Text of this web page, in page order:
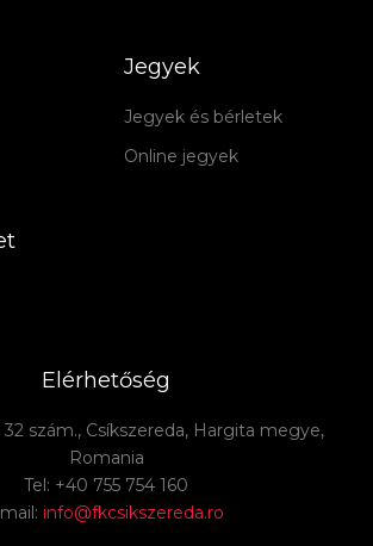
Jegyek
Jegyek és bérletek
Online jegyek
Elérhetőség
szám., Csíkszereda, Hargita megye,
Romania
Tel: +40 755 754 160
info@fkcsikszereda.ro